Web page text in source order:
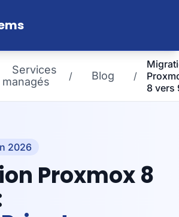
Services
managés
/ Blog /
8 vers
2026
Proxmox 8